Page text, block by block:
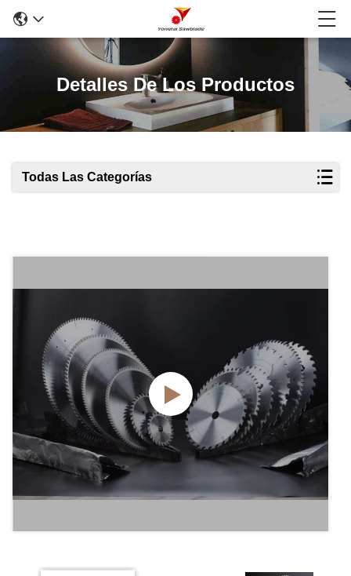
Detalles De Los Productos
Todas Las Categorías